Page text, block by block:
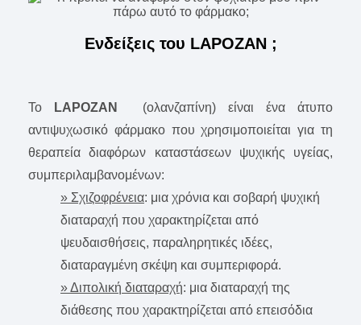
Ενδείξεις του LAPOZAN ;
Το LAPOZAN (ολανζαπίνη) είναι ένα άτυπο
αντιψυχωσικό φάρμακο που χρησιμοποιείται για τη
θεραπεία διαφόρων καταστάσεων ψυχικής υγείας,
συμπεριλαμβανομένων:
» Σχιζοφρένεια: μια χρόνια και σοβαρή ψυχική
διαταραχή που χαρακτηρίζεται από
ψευδαισθήσεις, παραληρητικές ιδέες,
διαταραγμένη σκέψη και συμπεριφορά.
» Διπολική διαταραχή: μια διαταραχή της
διάθεσης που χαρακτηρίζεται από επεισόδια